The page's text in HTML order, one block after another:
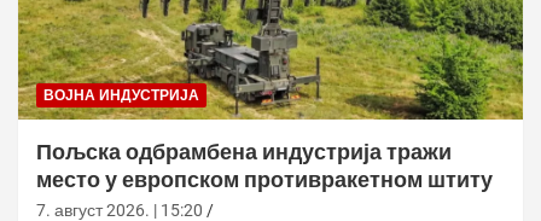
ВОЈНА ИНДУСТРИЈА
Пољска одбрамбена индустрија тражи
место у европском противракетном штиту
7. август 2026. | 15:20